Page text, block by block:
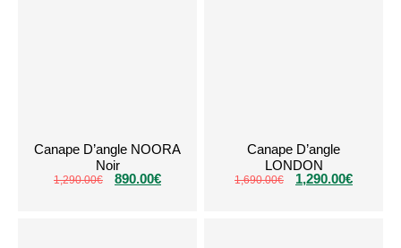
Canape D’angle NOORA
Noir
1,290.00€ 890.00€
Canape D’angle
LONDON
1,690.00€ 1,290.00€